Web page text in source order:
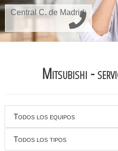
Central C. de Madrid:
Mitsubishi -